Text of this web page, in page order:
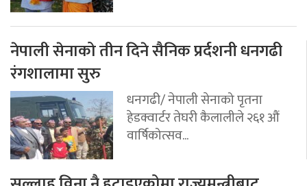
नेपाली सेनाको तीन दिने सैनिक प्रर्दशनी धनगढी
रंगशालामा सुरु
धनगढी/ नेपाली सेनाको पृतना
हेडक्वार्टर तेघरी कैलालीले २६१ औं
वार्षिकोत्सव...